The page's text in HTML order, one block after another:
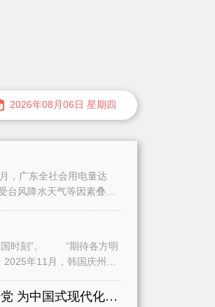
2026年08月06日 星期四
，广东全社会用电量达
风降水天气等因素叠加
待各方明
全面学习贯彻习近平党建思想深入推进全面从严治党 为中国式现代化广州实践提供坚强保障